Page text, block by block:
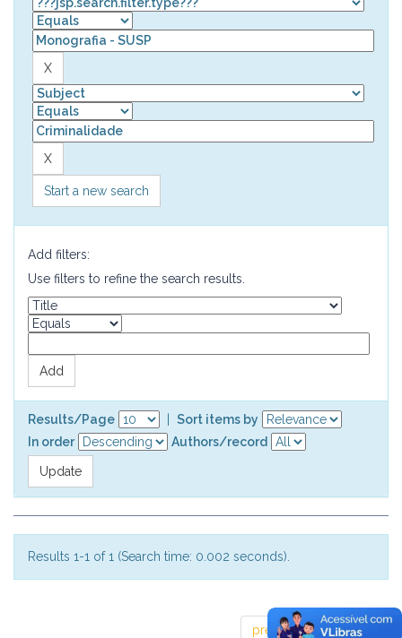
Start a new search
Add filters:
Use filters to refine the search results.
Results/Page
Sort items by
In order
Authors/record
Results 1-1 of 1 (Search time: 0.002 seconds).
previous 1 next